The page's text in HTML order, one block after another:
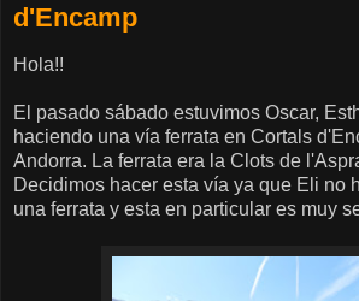
d'Encamp
Hola!!
El pasado sábado estuvimos Oscar,
haciendo una vía ferrata en Cortals
Andorra. La ferrata era la Clots de
Decidimos hacer esta vía ya que Eli no
una ferrata y esta en particular es muy